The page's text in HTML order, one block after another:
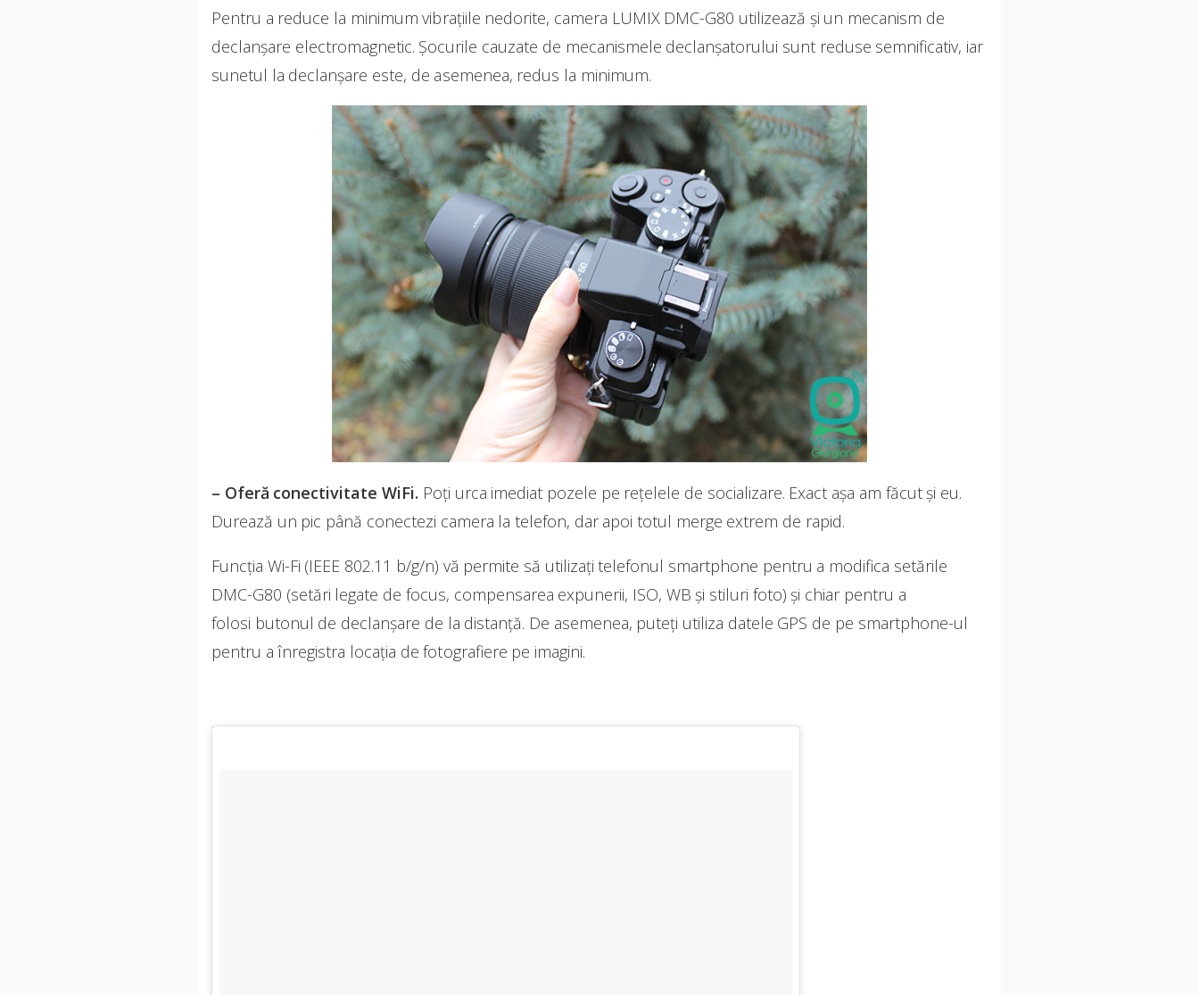
Pentru a reduce la minimum vibrațiile nedorite, camera LUMIX DMC-G80 utilizează și un mecanism de
declanșare electromagnetic. Șocurile cauzate de mecanismele declanșatorului sunt reduse semnificativ, iar
sunetul la declanșare este, de asemenea, redus la minimum.
– Oferă conectivitate WiFi. Poți urca imediat pozele pe rețelele de socializare. Exact așa am făcut și eu.
Durează un pic până conectezi camera la telefon, dar apoi totul merge extrem de rapid.
Funcția Wi-Fi (IEEE 802.11 b/g/n) vă permite să utilizați telefonul smartphone pentru a modifica setările
DMC-G80 (setări legate de focus, compensarea expunerii, ISO, WB și stiluri foto) și chiar pentru a
folosi butonul de declanșare de la distanță. De asemenea, puteți utiliza datele GPS de pe smartphone-ul
pentru a înregistra locația de fotografiere pe imagini.